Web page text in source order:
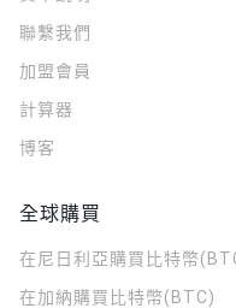
聯繫我們
加盟會員
計算器
博客
全球購買
在尼日利亞購買比特幣
在加納購買比特幣(BTC)